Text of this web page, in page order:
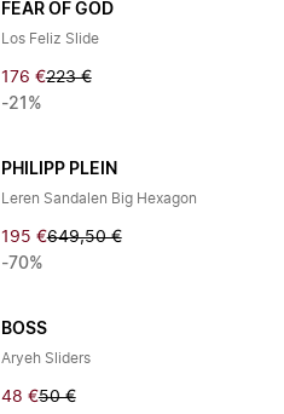
FEAR OF GOD
Los Feliz Slide
176 €223 €
-21%
PHILIPP PLEIN
Leren Sandalen Big Hexagon
195 €649,50 €
-70%
BOSS
Aryeh Sliders
48 €50 €